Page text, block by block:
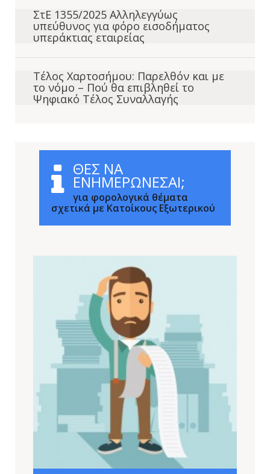
ΣτΕ 1355/2025 Αλληλεγγύως
υπεύθυνος για φόρο εισοδήματος
υπεράκτιας εταιρείας
Τέλος Χαρτοσήμου: Παρελθόν και με
το νόμο – Πού θα επιβληθεί το
Ψηφιακό Τέλος Συναλλαγής
ΘΕΣ ΝΑ
ΕΝΗΜΕΡΩΝΕΣΑΙ;
για φορολογικά θέματα
σχετικά με Κατοίκους Εξωτερικού